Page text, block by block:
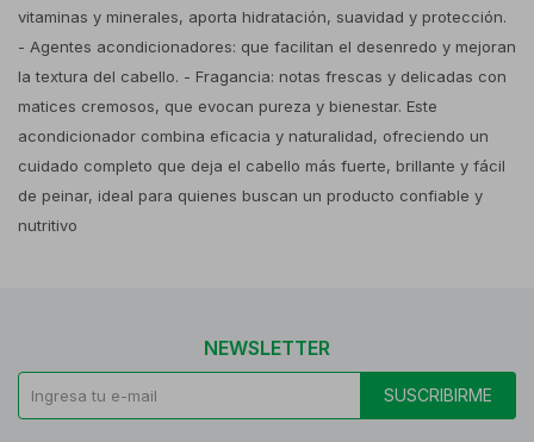
vitaminas y minerales, aporta hidratación, suavidad y protección.
- Agentes acondicionadores: que facilitan el desenredo y mejoran
la textura del cabello. - Fragancia: notas frescas y delicadas con
matices cremosos, que evocan pureza y bienestar. Este
acondicionador combina eficacia y naturalidad, ofreciendo un
cuidado completo que deja el cabello más fuerte, brillante y fácil
de peinar, ideal para quienes buscan un producto confiable y
nutritivo
NEWSLETTER
SUSCRIBIRME